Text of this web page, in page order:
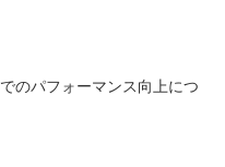
のパフォーマンス向上につ